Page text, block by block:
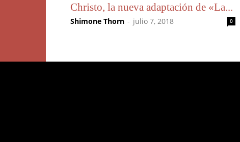
Christo, la nueva adaptación de «La...
Shimone Thorn - julio 7, 2018 0